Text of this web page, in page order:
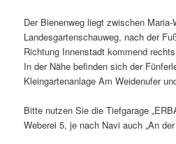
Der Bienenweg liegt zwischen Maria-
Landesgartenschauweg, nach der
Richtung Innenstadt kommend
In der Nähe befinden sich der
Kleingartenanlage Am Weidenufer
Bitte nutzen Sie die Tiefgarage
Weberei 5, je nach Navi auch „An